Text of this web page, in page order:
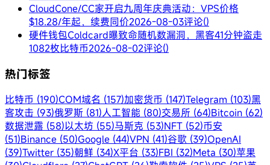
CloudCone/CC家开启九周年庆典活动：VPS价格
$18.28/年起，续费同价2026-08-03评论()
硬件钱包Coldcard曝致命随机数漏洞，黑客41分钟盗走
1082枚比特币2026-08-02评论()
热门标签
比特币 (190)COM域名 (157)加密货币 (147)Telegram (103)黑
客攻击 (93)俄罗斯 (81)人工智能 (80)交易所 (64)Bitcoin (62)
数据泄露 (58)以太坊 (55)马斯克 (53)NFT (52)币安
(51)Binance (50)Google (44)VPN (41)谷歌 (39)OpenAI
(39)Twitter (35)朝鲜 (34)X平台 (33)FBI (32)Meta (30)苹果